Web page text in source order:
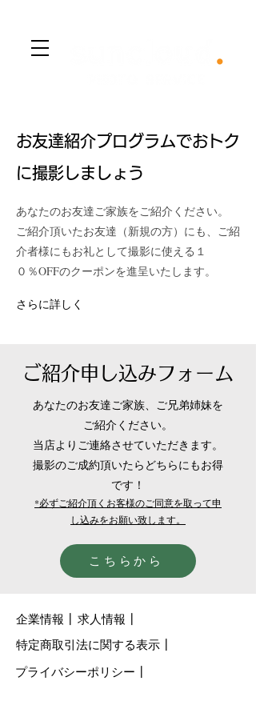
​お友達紹介プログラムでおトク
に撮影しましょう
あなたのお友達ご家族をご紹介ください。
​ご紹介頂いたお友達（新規の方）にも、ご紹
介者様にもお礼として撮影に使える１
０％OFFのクーポンを進呈いたします。
さらに詳しく
ご紹介申し込みフォーム
あなたのお友達ご家族、ご兄弟姉妹を
ご紹介ください。
当店よりご連絡させていただきます。
撮影のご成約頂いたらどちらにもお得
です！
*必ずご紹介頂くお客様のご同意を取って申
し込みをお願い致します。
こちらから
企業情報
​求人情報┃
特定商取引法に関する表示┃
プライバシーポリシー┃